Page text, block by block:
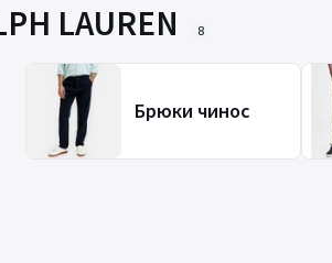
LAUREN 8
Брюки чинос